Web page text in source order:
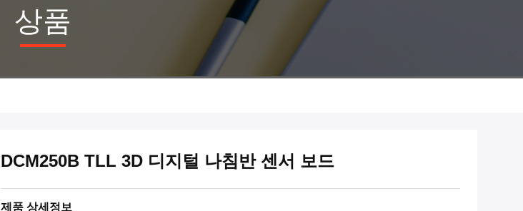
상품
DCM250B TLL 3D 디지털 나침반 센서 보드
제품 상세정보